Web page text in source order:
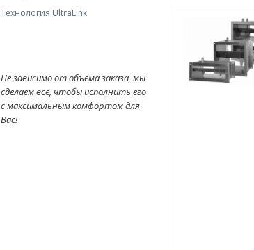
Технология UltraLink
Не зависимо от объема заказа, мы
сделаем все, чтобы исполнить его
с максимальным комфортом для
Вас!